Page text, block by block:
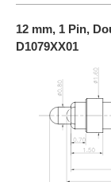
12 mm, 1 Pin,
D1079XX01